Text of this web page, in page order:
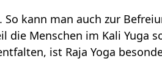
kann man auch zur
die Menschen im Kali Yuga
ist Raja Yoga